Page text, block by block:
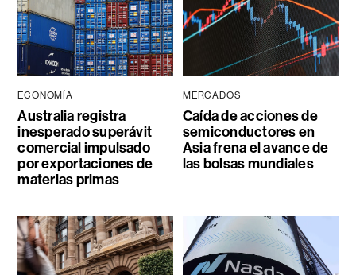
ECONOMÍA
Australia registra
inesperado superávit
comercial impulsado
por exportaciones de
materias primas
MERCADOS
Caída de acciones de
semiconductores en
Asia frena el avance de
las bolsas mundiales